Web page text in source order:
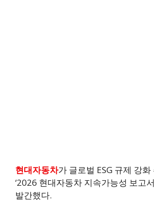
현대자동차가 글로벌 ESG 규제 강
‘2026 현대자동차 지속가능성 보고
발간했다.